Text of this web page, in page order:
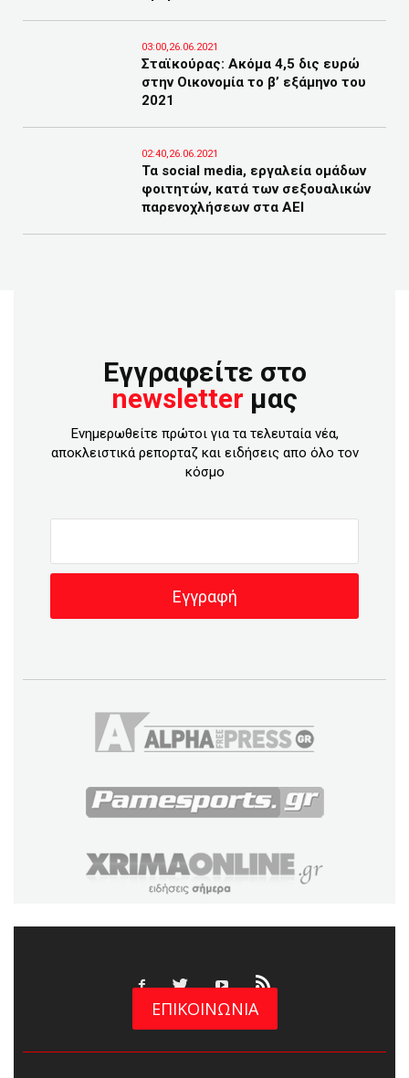
03:00,26.06.2021
Σταϊκούρας: Ακόμα 4,5 δις ευρώ
στην Οικονομία το β’ εξάμηνο του
2021
02:40,26.06.2021
Τα social media, εργαλεία ομάδων
φοιτητών, κατά των σεξουαλικών
παρενοχλήσεων στα ΑΕΙ
Εγγραφείτε στο
newsletter μας
Ενημερωθείτε πρώτοι για τα τελευταία νέα,
αποκλειστικά ρεπορταζ και ειδήσεις απο όλο τον
κόσμο
ΕΠΙΚΟΙΝΩΝΙΑ